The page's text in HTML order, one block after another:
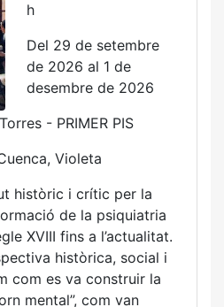
h
Del 29 de setembre
de 2026 al 1 de
desembre de 2026
- PRIMER PIS
Violeta
històric i crític per la
de la psiquiatria
XVIII fins a l’actualitat.
històrica, social i
com es va construir la
mental”, com van